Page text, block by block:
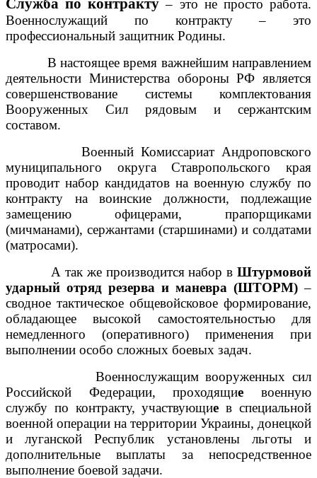
Служба по контракту – это не просто работа.
Военнослужащий по контракту – это
профессиональный защитник Родины.
В настоящее время важнейшим направлением
деятельности Министерства обороны РФ является
совершенствование системы комплектования
Вооруженных Сил рядовым и сержантским
составом.
Военный Комиссариат Андроповского
муниципального округа Ставропольского края
проводит набор кандидатов на военную службу по
контракту на воинские должности, подлежащие
замещению офицерами, прапорщиками
(мичманами), сержантами (старшинами) и солдатами
(матросами).
А так же производится набор в Штурмовой
ударный отряд резерва и маневра (ШТОРМ)–
сводное тактическое общевойсковое формирование,
обладающее высокой самостоятельностью для
немедленного (оперативного) применения при
выполнении особо сложных боевых задач.
Военнослужащим вооруженных сил
Российской Федерации, проходящиевоенную
службу по контракту, участвующиев специальной
военной операции на территории Украины, донецкой
и луганской Республик установлены льготы и
дополнительные выплаты за непосредственное
выполнение боевой задачи.